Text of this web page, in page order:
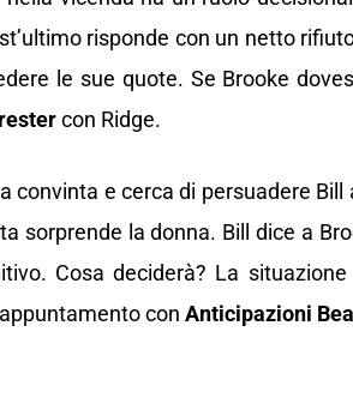
risponde con un netto
le sue quote. Se Brooke
con Ridge.
convinta e cerca di persuadere Bill
sorprende la donna. Bill dice a
Cosa deciderà? La
con Anticipazioni